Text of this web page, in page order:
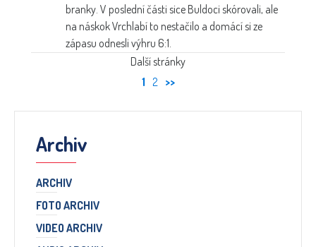
branky. V poslední části sice Buldoci skórovali, ale
na náskok Vrchlabí to nestačilo a domácí si ze
zápasu odnesli výhru 6:1.
Další stránky
1 2 >>
Archiv
ARCHIV
FOTO ARCHIV
VIDEO ARCHIV